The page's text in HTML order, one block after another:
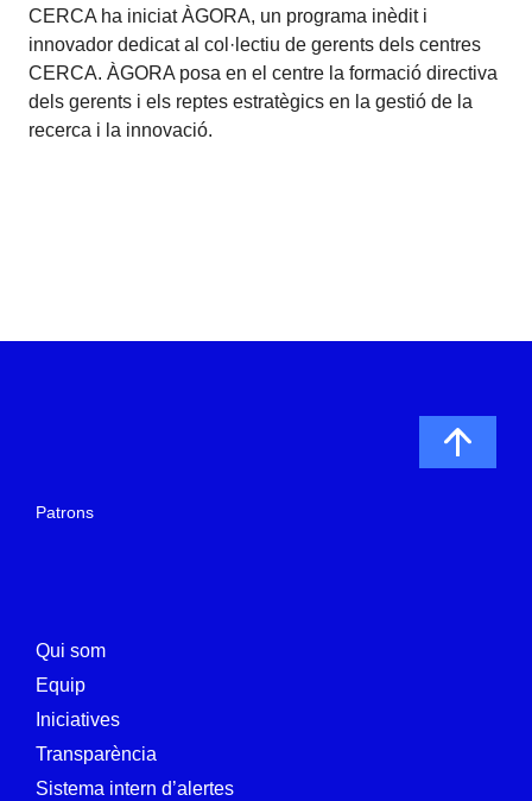
CERCA ha iniciat ÀGORA, un programa inèdit i
innovador dedicat al col·lectiu de gerents dels centres
CERCA. ÀGORA posa en el centre la formació directiva
dels gerents i els reptes estratègics en la gestió de la
recerca i la innovació.
Patrons
Qui som
Equip
Iniciatives
Transparència
Sistema intern d’alertes